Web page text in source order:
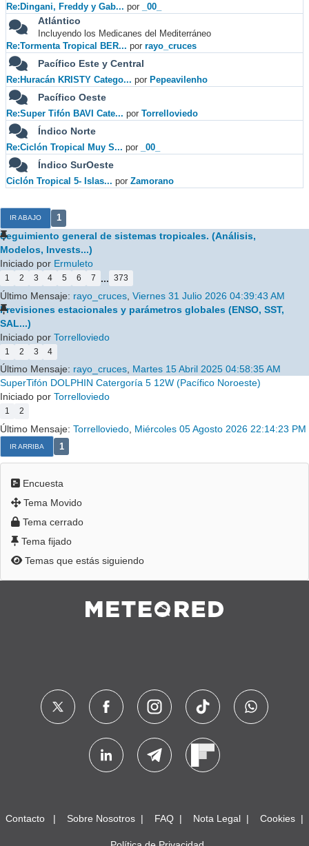
Re:Dingani, Freddy y Gab... por _00_
Atlántico
Incluyendo los Medicanes del Mediterráneo
Re:Tormenta Tropical BER... por rayo_cruces
Pacífico Este y Central
Re:Huracán KRISTY Catego... por Pepeavilenho
Pacífico Oeste
Re:Super Tifón BAVI Cate... por Torrelloviedo
Índico Norte
Re:Ciclón Tropical Muy S... por _00_
Índico SurOeste
Ciclón Tropical 5- Islas... por Zamorano
IR ABAJO 1
Seguimiento general de sistemas tropicales. (Análisis,
Modelos, Invests...)
Iniciado por Ermuleto
1 2 3 4 5 6 7 ... 373
Último Mensaje: rayo_cruces Viernes 31 Julio 2026 04:39:43 AM
Previsiones estacionales y parámetros globales (ENSO, SST,
SAL...)
Iniciado por Torrelloviedo
1 2 3 4
Último Mensaje: rayo_cruces, Martes 15 Abril 2025 04:58:35 AM
SuperTifón DOLPHIN Catergoría 5 12W (Pacífico Noroeste)
Iniciado por Torrelloviedo
1 2
Último Mensaje: Torrelloviedo Miércoles 05 Agosto 2026 22:14:23 PM
IR ARRIBA 1
Encuesta
Tema Movido
Tema cerrado
Tema fijado
Temas que estás siguiendo
Contacto Sobre Nosotros FAQ Nota Legal Cookies